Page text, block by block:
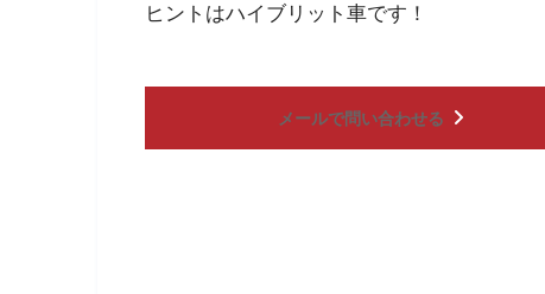
ヒントはハイブリット車です！
メールで問い合わせる